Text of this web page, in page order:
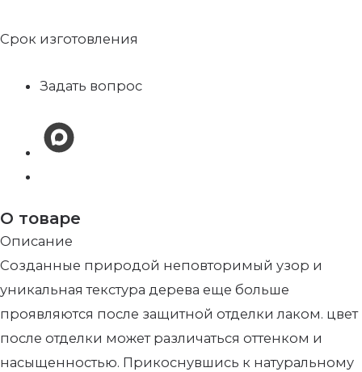
Срок изготовления
Задать вопрос
О товаре
Описание
Созданные природой неповторимый узор и
уникальная текстура дерева еще больше
проявляются после защитной отделки лаком. цвет
после отделки может различаться оттенком и
насыщенностью. Прикоснувшись к натуральному